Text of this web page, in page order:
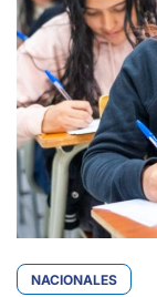
NACIONALES